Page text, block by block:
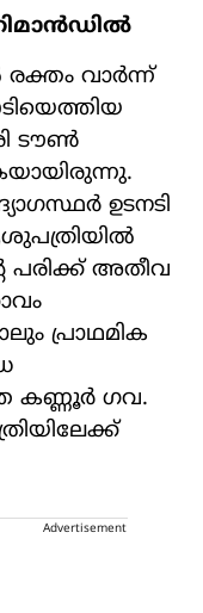
വാർന്ന്
ടൗൺ
ഉടനടി
പരിക്ക് അതീവ
പ്രാഥമിക
കണ്ണൂർ ഗവ.
Advertisement